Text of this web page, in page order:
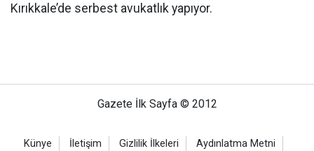
Kırıkkale’de serbest avukatlık yapıyor.
Gazete İlk Sayfa © 2012
Künye İletişim Gizlilik İlkeleri
Aydınlatma Metni